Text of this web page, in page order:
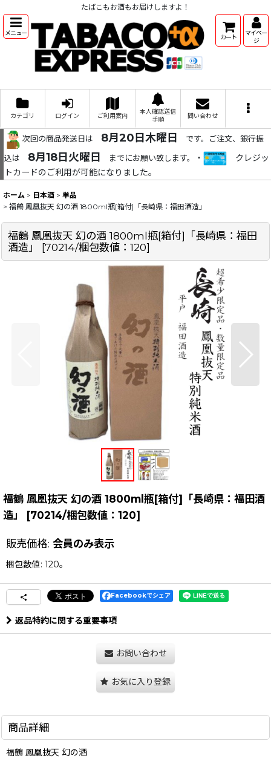
たばこもお酒もお届けしますよ！
メニュー カート
マイペー
ジ
カテゴリ ログイン ご利用案内
本人確認送信
手順
問い合わせ
次回の商品発送日は 8月20日木曜日
です。ご注文、銀行振
込は
8月18日火曜日 までにお願い致します。 ・
クレジッ
トカードのご利用が可能になりました。
ホーム > 日本酒 > 単品
> 福鶴 鳳凰抜天 幻の酒 1800ml瓶[箱付]「長崎県：福田酒造」
福鶴 鳳凰抜天 幻の酒 1800ml瓶[箱付]「長崎県：福田
酒造」
[70214/梱包数値：120]
福鶴 鳳凰抜天 幻の酒 1800ml瓶[箱付]「長崎県：福田酒
造」
[70214/梱包数値：120]
販売価格: 会員のみ表示
梱包数値: 120。
Facebookでシェア
返品特約に関する重要事項
お問い合わせ
お気に入り登録
商品詳細
福鶴 鳳凰抜天 幻の酒